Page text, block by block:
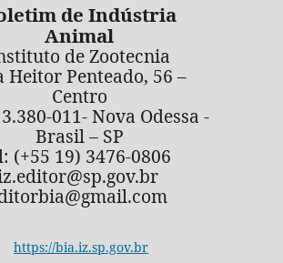
de Indústria
Animal
de Zootecnia
Heitor Penteado, 56 –
Centro
011- Nova Odessa -
Brasil – SP
(+55 19) 3476-0806
https://bia.iz.sp.gov.br